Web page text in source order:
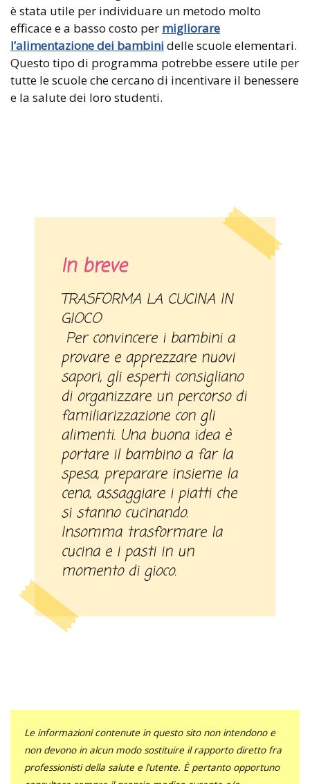
è stata utile per individuare un metodo molto
efficace e a basso costo per migliorare
l’alimentazione dei bambini delle scuole elementari.
Questo tipo di programma potrebbe essere utile per
tutte le scuole che cercano di incentivare il benessere
e la salute dei loro studenti.
In breve
TRASFORMA LA CUCINA IN
GIOCO
Per convincere i bambini a
provare e apprezzare nuovi
sapori, gli esperti consigliano
di organizzare un percorso di
familiarizzazione con gli
alimenti. Una buona idea è
portare il bambino a far la
spesa, preparare insieme la
cena, assaggiare i piatti che
si stanno cucinando.
Insomma trasformare la
cucina e i pasti in un
momento di gioco.
Le informazioni contenute in questo sito non intendono e
non devono in alcun modo sostituire il rapporto diretto fra
professionisti della salute e l’utente. È pertanto opportuno